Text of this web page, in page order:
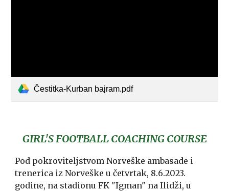
Čestitka-Kurban bajram.pdf
GIRL'S FOOTBALL COACHING COURSE
Pod pokroviteljstvom Norveške ambasade i
trenerica iz Norveške u četvrtak, 8.6.2023.
godine, na stadionu FK "Igman" na Ilidži, u